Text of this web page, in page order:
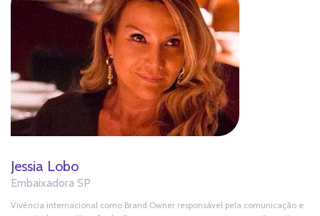
Jessia Lobo
Embaixadora SP
Vivência internacional como Brand Owner responsável pela comunicação e